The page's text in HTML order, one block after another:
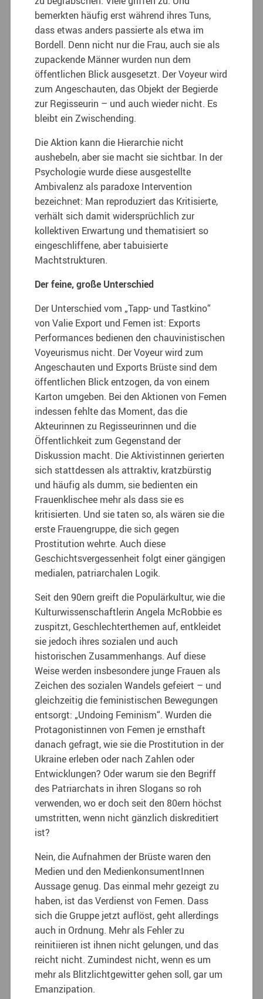
bemerkten häufig erst während ihres Tuns,
dass etwas anders passierte als etwa im
Bordell. Denn nicht nur die Frau, auch sie als
zupackende Männer wurden nun dem
öffentlichen Blick ausgesetzt. Der Voyeur wird
zum Angeschauten, das Objekt der Begierde
zur Regisseurin – und auch wieder nicht. Es
bleibt ein Zwischending.
Die Aktion kann die Hierarchie nicht
aushebeln, aber sie macht sie sichtbar. In der
Psychologie wurde diese ausgestellte
Ambivalenz als paradoxe Intervention
bezeichnet: Man reproduziert das Kritisierte,
verhält sich damit widersprüchlich zur
kollektiven Erwartung und thematisiert so
eingeschliffene, aber tabuisierte
Machtstrukturen.
Der feine, große Unterschied
Der Unterschied vom „Tapp- und Tastkino“
von Valie Export und Femen ist: Exports
Performances bedienen den chauvinistischen
Voyeurismus nicht. Der Voyeur wird zum
Angeschauten und Exports Brüste sind dem
öffentlichen Blick entzogen, da von einem
Karton umgeben. Bei den Aktionen von Femen
indessen fehlte das Moment, das die
Akteurinnen zu Regisseurinnen und die
Öffentlichkeit zum Gegenstand der
Diskussion macht. Die Aktivistinnen gerierten
sich stattdessen als attraktiv, kratzbürstig
und häufig als dumm, sie bedienten ein
Frauenklischee mehr als dass sie es
kritisierten. Und sie taten so, als wären sie die
erste Frauengruppe, die sich gegen
Prostitution wehrte. Auch diese
Geschichtsvergessenheit folgt einer gängigen
medialen, patriarchalen Logik.
Seit den 90ern greift die Populärkultur, wie die
Kulturwissenschaftlerin Angela McRobbie es
zuspitzt, Geschlechterthemen auf, entkleidet
sie jedoch ihres sozialen und auch
historischen Zusammenhangs. Auf diese
Weise werden insbesondere junge Frauen als
Zeichen des sozialen Wandels gefeiert – und
gleichzeitig die feministischen Bewegungen
entsorgt: „Undoing Feminism“. Wurden die
Protagonistinnen von Femen je ernsthaft
danach gefragt, wie sie die Prostitution in der
Ukraine erleben oder nach Zahlen oder
Entwicklungen? Oder warum sie den Begriff
des Patriarchats in ihren Slogans so roh
verwenden, wo er doch seit den 80ern höchst
umstritten, wenn nicht gänzlich diskreditiert
ist?
Nein, die Aufnahmen der Brüste waren den
Medien und den MedienkonsumentInnen
Aussage genug. Das einmal mehr gezeigt zu
haben, ist das Verdienst von Femen. Dass
sich die Gruppe jetzt auflöst, geht allerdings
auch in Ordnung. Mehr als Fehler zu
reinitiieren ist ihnen nicht gelungen, und das
reicht nicht. Zumindest nicht, wenn es um
mehr als Blitzlichtgewitter gehen soll, gar um
Emanzipation.